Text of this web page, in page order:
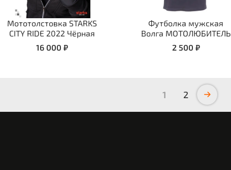
Мототолстовка STARKS
CITY RIDE 2022 Чёрная
16 000 ₽
Футболка мужская
Волга МОТОЛЮБИТЕЛЬ
2 500 ₽
1 2